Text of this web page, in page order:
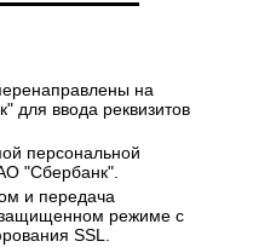
на
ввода реквизитов
персональной
"Сбербанк".
и передача
режиме с
SSL.